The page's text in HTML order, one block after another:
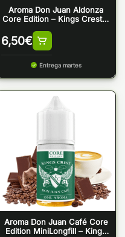
Aroma Don Juan Aldonza
Core Edition – Kings Crest &
6,50€
Entrega martes
Aroma Don Juan Café Core
Edition MiniLongfill – Kings